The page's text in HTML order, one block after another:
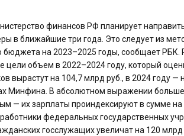
финансов РФ планирует
в ближайшие три года. Это следует из
на 2023–2025 годы, сообщает РБК.
объем в 2022–2024 году, который
вырастут на 104,7 млрд руб., в 2024 году —
Минфина. В абсолютном выражении больше
— их зарплаты проиндексируют в сумме
федеральных государственных
госслужащих увеличат на 120